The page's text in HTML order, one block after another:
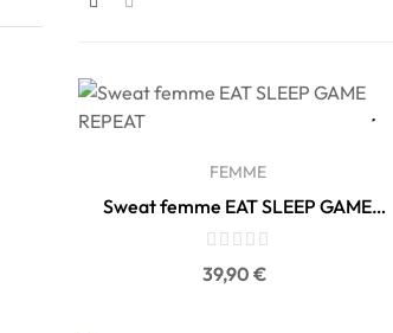
FEMME
Sweat femme EAT SLEEP GAME
REPEAT
Prix
39,90 €